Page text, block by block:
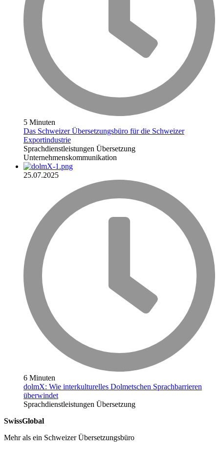
5 Minuten
Das Schweizer Übersetzungsbüro für die Schweizer
Exportindustrie
Sprachdienstleistungen Übersetzung
Unternehmenskommunikation
25.07.2025
6 Minuten
dolmX: Wie interkulturelles Dolmetschen Sprachbarrieren
überwindet
Sprachdienstleistungen Übersetzung
SwissGlobal
Mehr als ein Schweizer Übersetzungsbüro